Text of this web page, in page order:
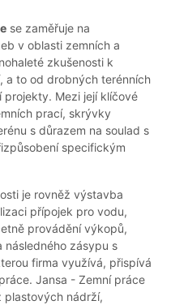
se zaměřuje na
v oblasti zemních a
zkušenosti k
a to od drobných terénních
projekty. Mezi její klíčové
prací, skrývky
s důrazem na soulad s
specifickým
je rovněž výstavba
přípojek pro vodu,
provádění výkopů,
následného zásypu s
firma využívá, přispívá
Jansa - Zemní práce
plastových nádrží,